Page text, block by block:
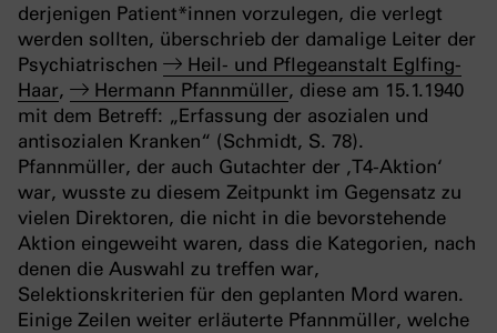
derjenigen Patient*innen vorzulegen, die verlegt
werden sollten, überschrieb der damalige Leiter der
Psychiatrischen
Heil- und Pflegeanstalt Eglfing-
Haar, Hermann Pfannmüller, diese am 15.1.1940
mit dem Betreff: „Erfassung der asozialen und
antisozialen Kranken“ (Schmidt, S. 78).
Pfannmüller, der auch Gutachter der ‚T4-Aktion‘
war, wusste zu diesem Zeitpunkt im Gegensatz zu
vielen Direktoren, die nicht in die bevorstehende
Aktion eingeweiht waren, dass die Kategorien, nach
denen die Auswahl zu treffen war,
Selektionskriterien für den geplanten Mord waren.
Einige Zeilen weiter erläuterte Pfannmüller, welche